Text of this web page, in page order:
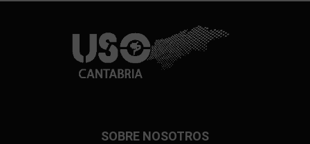
SOBRE NOSOTROS